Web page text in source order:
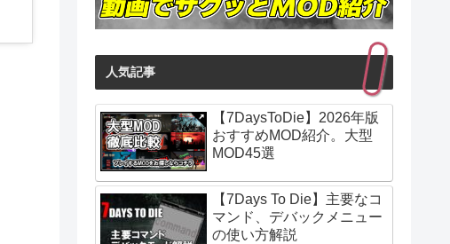
人気記事
【7DaysToDie】2026年版
おすすめMOD紹介。大型
MOD45選
【7Days To Die】主要なコ
マンド、デバックメニュー
の使い方解説